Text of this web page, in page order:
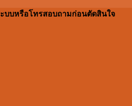
บบหรือโทรสอบถามก่อนตัดสินใจ